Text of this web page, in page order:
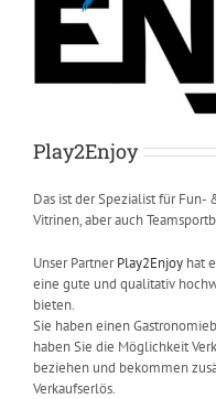
Play2Enjoy
Das ist der Spezialist für Fun-
Vitrinen, aber auch
Unser PartnerPlay2Enjoy hat
eine gute und qualitativ
bieten.
Sie haben einen
haben Sie die Möglichkeit
beziehen und bekommen
Verkaufserlös.